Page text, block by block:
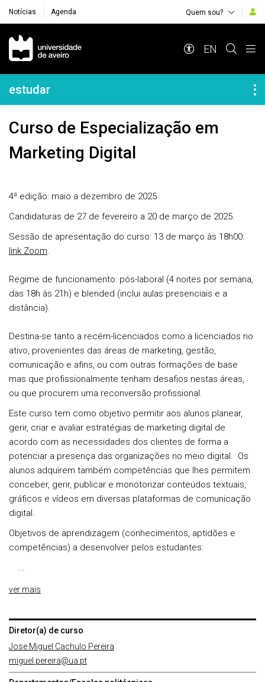
Notícias Agenda Quem sou?
Navegação Principal
EN
Navegação Lateral
estudar
Curso de Especialização em
Marketing Digital
4ª edição: maio a dezembro de 2025
Candidaturas de 27 de fevereiro a 20 de março de 2025.
Sessão de apresentação do curso: 13 de março às 18h00:
link Zoom.
Regime de funcionamento: pós-laboral (4 noites por semana,
das 18h às 21h) e blended (inclui aulas presenciais e a
distância).
Destina-se tanto a recém-licenciados como a licenciados no
ativo, provenientes das áreas de marketing, gestão,
comunicação e afins, ou com outras formações de base
mas que profissionalmente tenham desafios nestas áreas,
ou que procurem uma reconversão profissional.
Este curso tem como objetivo permitir aos alunos planear,
gerir, criar e avaliar estratégias de marketing digital de
acordo com as necessidades dos clientes de forma a
potenciar a presença das organizações no meio digital. Os
alunos adquirem também competências que lhes permitem
conceber, gerir, publicar e monotorizar conteúdos textuais,
gráficos e vídeos em diversas plataformas de comunicação
digital.
Objetivos de aprendizagem (conhecimentos, aptidões e
competências) a desenvolver pelos estudantes:
...
ver mais
Diretor(a) de curso
Jose Miguel Cachulo Pereira
miguel.pereira@ua.pt